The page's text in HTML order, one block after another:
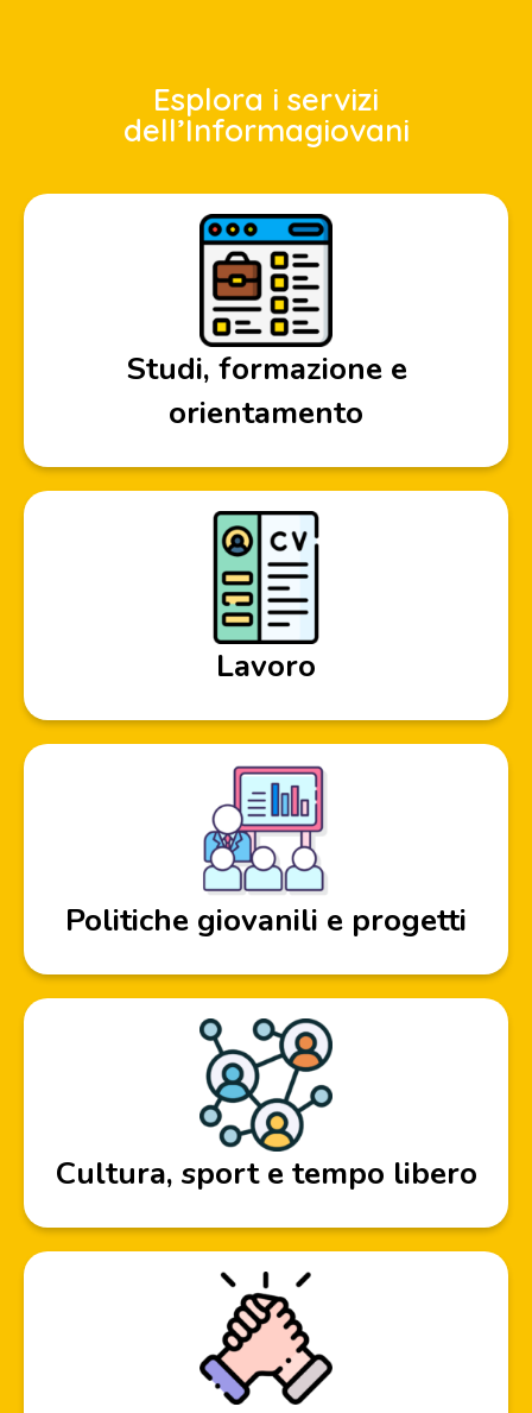
Esplora i servizi
dell’Informagiovani
Studi, formazione e
orientamento
Lavoro
Politiche giovanili e progetti
Cultura, sport e tempo libero